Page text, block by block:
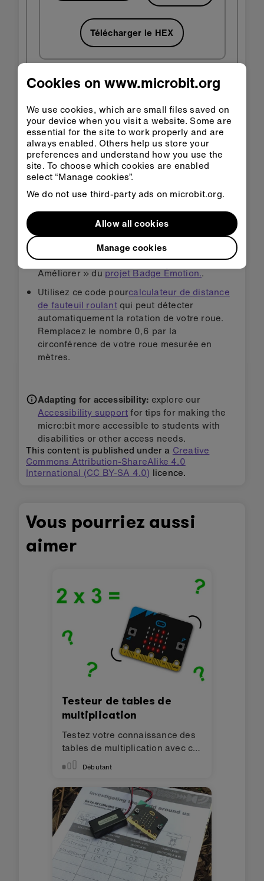
Télécharger le HEX
Étape 3 : améliorer
Calculez votre longueur de pas moyenne en
mètres et utilisez-la pour remplacer le
nombre de 0,6 dans le code.
Calculer les surfaces des rectangles, comme
les parties d'une cour de récréation, en
mesurant chaque côté et en multipliant les
Ajoutez du carton pour faciliter l'appui sur les
boutons, comme indiqué dans la section «
Améliorer » duprojet Badge Émotion..
Utilisez ce code pourcalculateur de distance
de fauteuil roulantqui peut détecter
automatiquement la rotation de votre roue.
Remplacez le nombre 0,6 par la
circonférence de votre roue mesurée en
mètres.
Adapting for accessibility: explore our
Accessibility supportfor tips for making the
micro:bit more accessible to students with
disabilities or other access needs.
This content is published under a Creative
Commons Attribution-ShareAlike 4.0
International (CC BY-SA 4.0) licence.
Vous pourriez aussi
aimer
Testeur de tables de
multiplication
Testez votre connaissance des
tables de multiplication avec ce
projet.Débutant
Cookies on www.microbit.org
We use cookies, which are small files saved on
your device when you visit a website. Some are
essential for the site to work properly and are
always enabled. Others help us store your
preferences and understand how you use the
site. To choose which cookies are enabled
select “Manage cookies”.
We do not use third-party ads on microbit.org.
Manage cookies
Allow all cookies